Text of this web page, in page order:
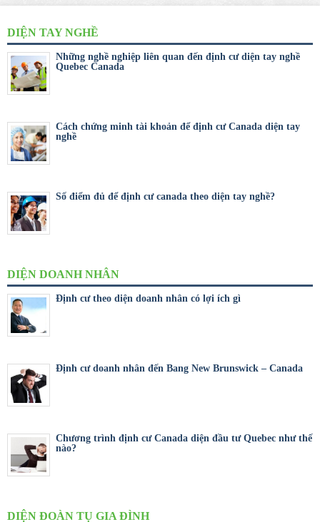
DIỆN TAY NGHỀ
Những nghề nghiệp liên quan đến định cư diện tay nghề
Quebec Canada
Cách chứng minh tài khoản để định cư Canada diện tay
nghề
Số điểm đủ để định cư canada theo diện tay nghề?
DIỆN DOANH NHÂN
Định cư theo diện doanh nhân có lợi ích gì
Định cư doanh nhân đến Bang New Brunswick – Canada
Chương trình định cư Canada diện đầu tư Quebec như thế
nào?
DIỆN ĐOÀN TỤ GIA ĐÌNH